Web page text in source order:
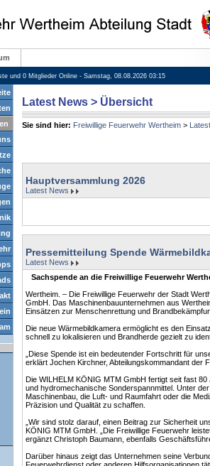
und 0 Mitglieder Online - Samstag, 08.08.2026 03:15
Latest News > Übersicht
Sie sind hier: Freiwillige Feuerwehr Wertheim>
Hauptversammlung 2026
Latest News
Pressemitteilung Spende
Latest News
Sachspende an die Freiwillige Feuerwehr
Wertheim. – Die Freiwillige Feuerwehr der Stadt
GmbH. Das Maschinenbauunternehmen aus
Einsätzen zur Menschenrettung und
Die neue Wärmebildkamera ermöglicht es den
schnell zu lokalisieren und Brandherde gezielt zu
„Diese Spende ist ein bedeutender Fortschritt für
erklärt Jochen Kirchner, Abteilungskommandant der
Die WILHELM KÖNIG MTM GmbH fertigt seit fast
und hydromechanische Sonderspannmittel. Unter
Maschinenbau, die Luft- und Raumfahrt oder die
Präzision und Qualität zu schaffen.
„Wir sind stolz darauf, einen Beitrag zur Sicherheit
KÖNIG MTM GmbH. „Die Freiwillige Feuerwehr
ergänzt Christoph Baumann, ebenfalls
Darüber hinaus zeigt das Unternehmen seine